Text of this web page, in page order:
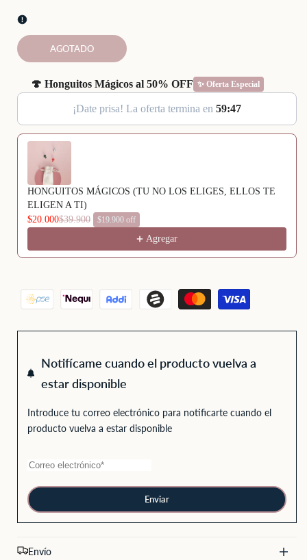
AGOTADO
🍄 Honguitos Mágicos al 50% OFF ✨ Oferta Especial
¡Date prisa! La oferta termina en 59:46
Use the Previous and Next buttons to navigate through product
HONGUITOS MÁGICOS (TU NO LOS ELIGES, ELLOS TE
ELIGEN A TI)
$20.000$39.900 $19.900 off
Agregar
Notifícame cuando el producto vuelva a
estar disponible
Introduce tu correo electrónico para notificarte cuando el
producto vuelva a estar disponible
Enviar
Envío